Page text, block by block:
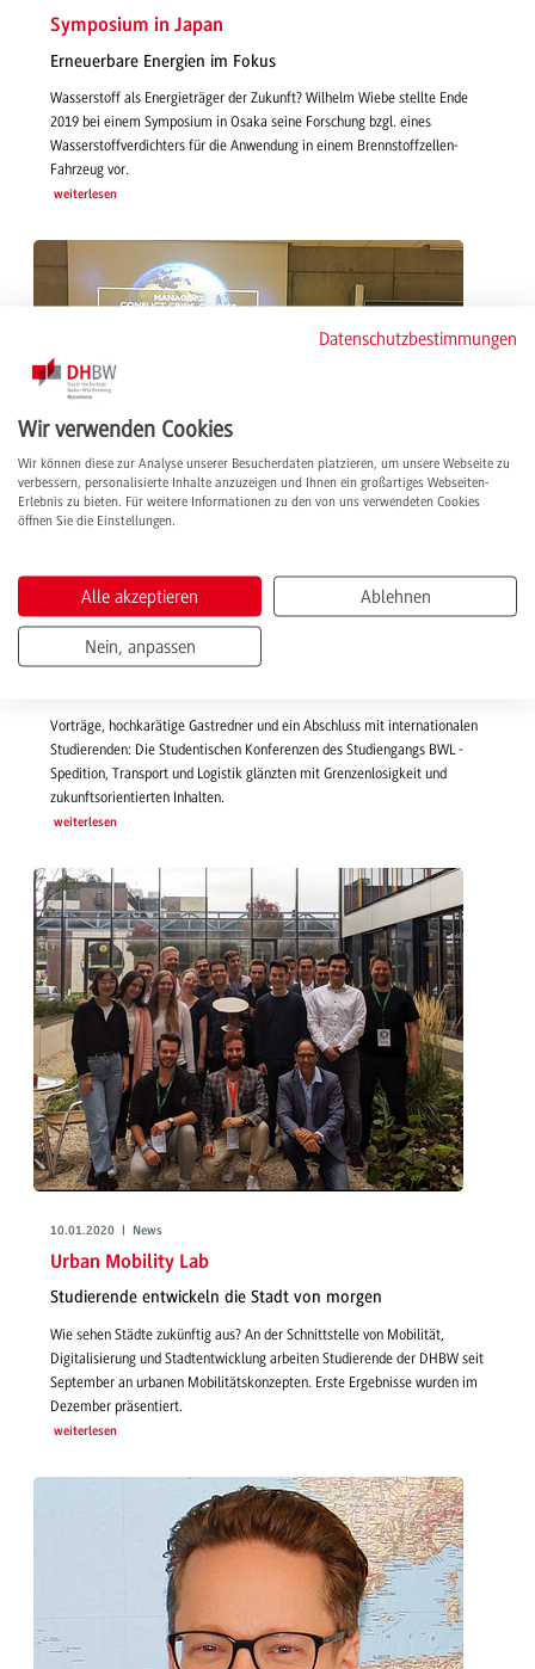
Symposium in Japan
Erneuerbare Energien im Fokus
Wasserstoff als Energieträger der Zukunft? Wilhelm Wiebe stellte Ende
2019 bei einem Symposium in Osaka seine Forschung bzgl. eines
Wasserstoffverdichters für die Anwendung in einem Brennstoffzellen-
Fahrzeug vor.
weiterlesen
13.01.2020 | News
Horizonte erweitern
Studentische Konferenzen in BWL - STL mit besonderem
Vorträge, hochkarätige Gastredner und ein Abschluss mit internationalen
Studierenden: Die Studentischen Konferenzen des Studiengangs BWL -
Spedition, Transport und Logistik glänzten mit Grenzenlosigkeit und
zukunftsorientierten Inhalten.
weiterlesen
10.01.2020 | News
Urban Mobility Lab
Studierende entwickeln die Stadt von morgen
Wie sehen Städte zukünftig aus? An der Schnittstelle von Mobilität,
Digitalisierung und Stadtentwicklung arbeiten Studierende der DHBW seit
September an urbanen Mobilitätskonzepten. Erste Ergebnisse wurden im
Dezember präsentiert.
weiterlesen
Datenschutzbestimmungen
Wir verwenden Cookies
Wir können diese zur Analyse unserer Besucherdaten platzieren, um unsere Webseite zu
verbessern, personalisierte Inhalte anzuzeigen und Ihnen ein großartiges Webseiten-
Erlebnis zu bieten. Für weitere Informationen zu den von uns verwendeten Cookies
öffnen Sie die Einstellungen.
Alle akzeptieren Ablehnen
Nein, anpassen